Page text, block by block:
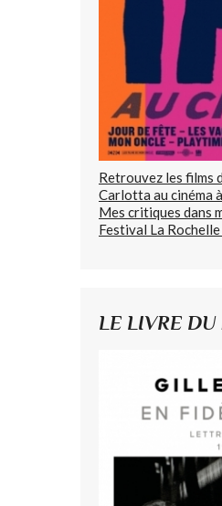
Retrouvez les films
Carlotta au cinéma
Mes critiques dans
Festival La
LE LIVRE DU